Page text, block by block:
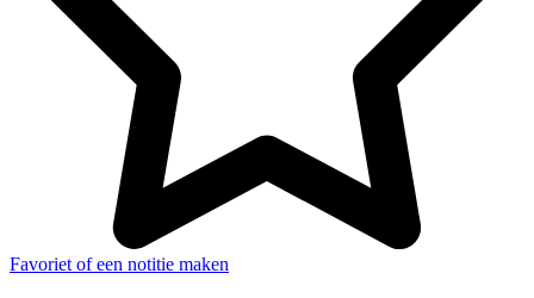
Favoriet of een notitie maken